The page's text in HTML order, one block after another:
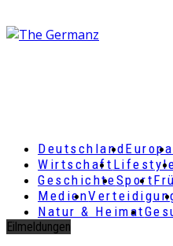
DeutschlandEuropa
Wirtschaft
GeschichteSport
Medien
Natur & Heimat
Eilmeldungen